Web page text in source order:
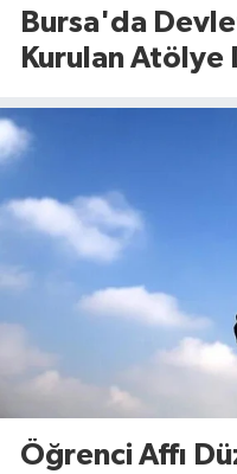
Bursa'da
Kurulan Atölye
Öğrenci Affı